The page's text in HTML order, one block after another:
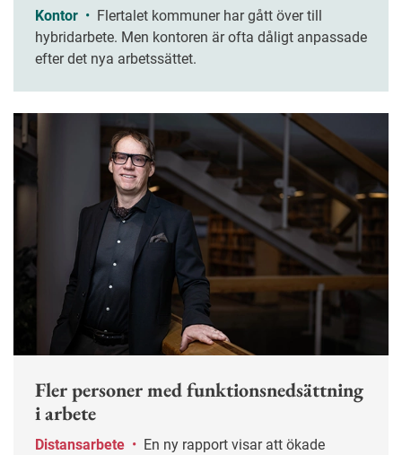
Kontor •
hybridarbete. Men kontoren är ofta dåligt anpassade
efter det nya arbetssättet.
Fler personer med funktionsnedsättning
i arbete
Distansarbete •